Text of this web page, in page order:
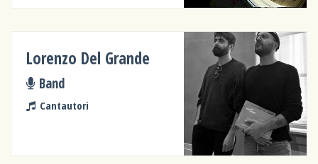
Lorenzo Del Grande
Band
Cantautori